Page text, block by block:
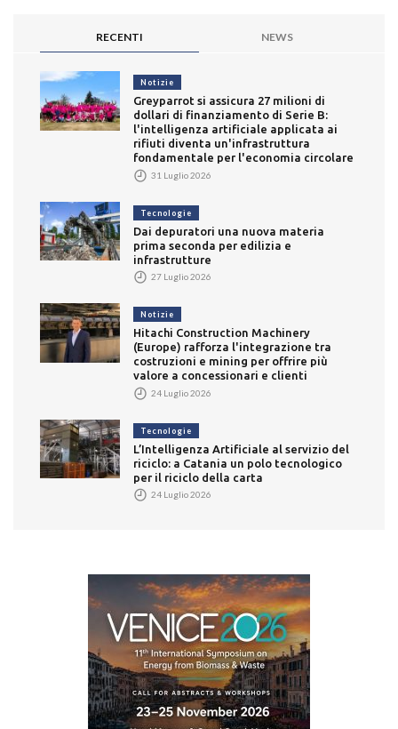
RECENTI NEWS
Notizie
Greyparrot si assicura 27 milioni di
dollari di finanziamento di Serie B:
l'intelligenza artificiale applicata ai
rifiuti diventa un'infrastruttura
fondamentale per l'economia circolare
31 Luglio 2026
Tecnologie
Dai depuratori una nuova materia
prima seconda per edilizia e
infrastrutture
27 Luglio 2026
Notizie
Hitachi Construction Machinery
(Europe) rafforza l'integrazione tra
costruzioni e mining per offrire più
valore a concessionari e clienti
24 Luglio 2026
Tecnologie
L’Intelligenza Artificiale al servizio del
riciclo: a Catania un polo tecnologico
per il riciclo della carta
24 Luglio 2026